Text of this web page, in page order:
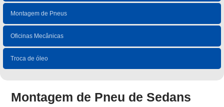
Montagem de Pneus
Oficinas Mecânicas
Troca de óleo
Montagem de Pneu de Sedans